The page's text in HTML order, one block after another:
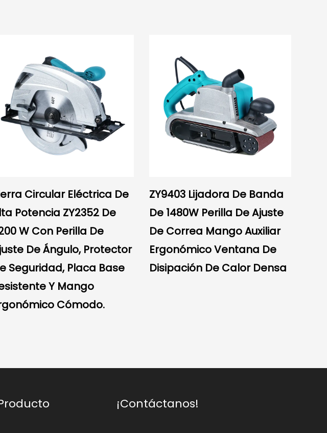
Circular Eléctrica De
Potencia ZY2352 De
W Con Perilla De
De Ángulo, Protector
Seguridad, Placa Base
Y Mango
Cómodo.
ZY9403 Lijadora De Banda
De 1480W Perilla De Ajuste
De Correa Mango Auxiliar
Ergonómico Ventana De
Disipación De Calor Densa
¡Contáctanos!